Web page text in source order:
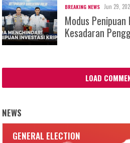
BREAKING NEWS Jun 29,
Modus
Kesadaran
LOAD
NEWS
GENERAL ELECTION